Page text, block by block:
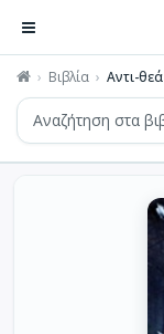
Βιβλία Αντι-θεά